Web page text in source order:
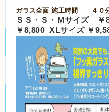
ガラス全面 施工時間 ４０
ＳＳ・Ｓ・Ｍサイズ
￥8,800 XLサイズ ￥